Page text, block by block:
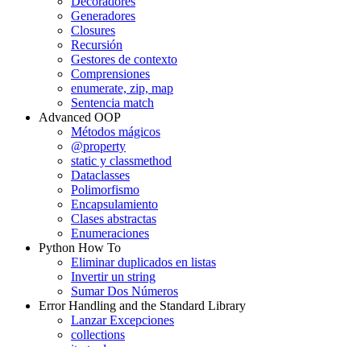
Generadores
Closures
Recursión
Gestores de contexto
Comprensiones
enumerate, zip, map
Sentencia match
Advanced OOP
Métodos mágicos
@property
static y classmethod
Dataclasses
Polimorfismo
Encapsulamiento
Clases abstractas
Enumeraciones
Python How To
Eliminar duplicados en listas
Invertir un string
Sumar Dos Números
Error Handling and the Standard Library
Lanzar Excepciones
collections